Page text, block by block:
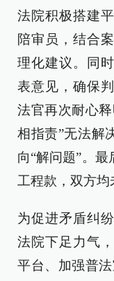
法院积极搭建
陪审员，结合
理化建议。同
表意见，确保
法官再次耐心
相指责”无法解
向“解问题”。
工程款，双方均
为促进矛盾纠
法院下足力气
平台、加强普